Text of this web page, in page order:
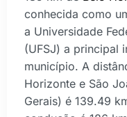
conhecida como
a Universidade
(UFSJ) a principal
município. A
Horizonte e São
Gerais) é 139.49